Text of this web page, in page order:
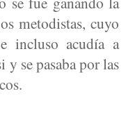
metodistas, cuyo
incluso acudía a
y se pasaba por las